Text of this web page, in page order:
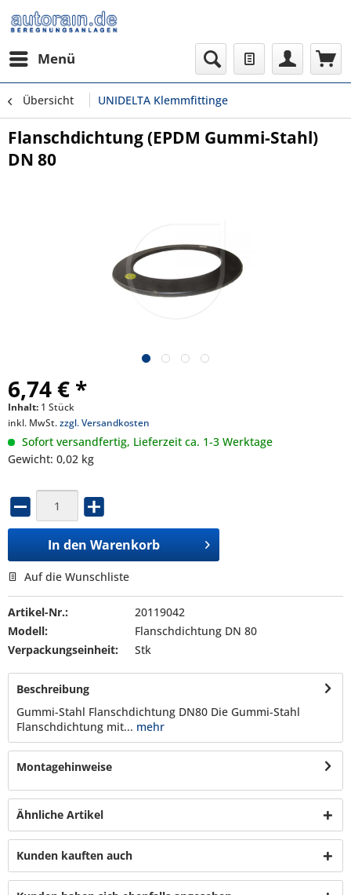
Menü
Übersicht UNIDELTA Klemmfittinge
Flanschdichtung (EPDM Gummi-Stahl)
DN 80
6,74 € *
Inhalt: 1 Stück
inkl. MwSt.zzgl. Versandkosten
Sofort versandfertig, Lieferzeit ca. 1-3 Werktage
Gewicht: 0,02 kg
In den Warenkorb
Auf die Wunschliste
Artikel-Nr.:
20119042
Modell:
Flanschdichtung DN 80
Verpackungseinheit:
Stk
Beschreibung
Gummi-Stahl Flanschdichtung DN80 Die Gummi-Stahl
Flanschdichtung mit... mehr
Montagehinweise
Ähnliche Artikel
Kunden kauften auch